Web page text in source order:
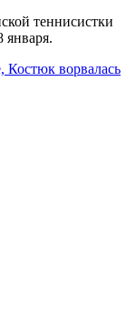
теннисистки
января.
Костюк ворвалась